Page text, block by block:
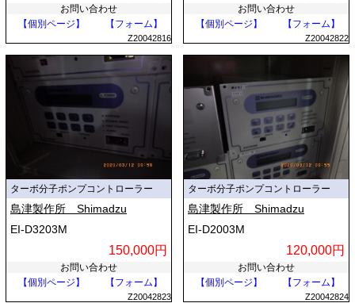
お問い合わせ
【個別ページ】
【フォーム】
Z20042816
お問い合わせ
【個別ページ】
【フォーム】
Z20042822
ターボ分子ポンプコントローラー
島津製作所 Shimadzu
EI-D3203M
150,000円
お問い合わせ
【個別ページ】
【フォーム】
Z20042823
ターボ分子ポンプコントローラー
島津製作所 Shimadzu
EI-D2003M
120,000円
お問い合わせ
【個別ページ】
【フォーム】
Z20042824